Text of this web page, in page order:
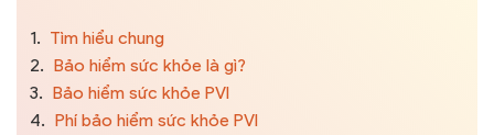
1. Tìm hiểu chung
2. Bảo hiểm sức khỏe là gì?
3. Bảo hiểm sức khỏe PVI
4. Phí bảo hiểm sức khỏe PVI